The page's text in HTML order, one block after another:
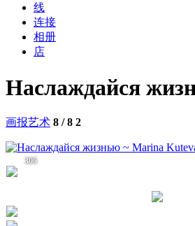
线
连接
相册
店
Наслаждайся
画报艺术 8 / 8 2
305